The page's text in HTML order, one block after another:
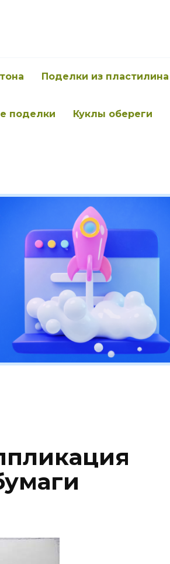
Поделки из пластилина
поделки Куклы обереги